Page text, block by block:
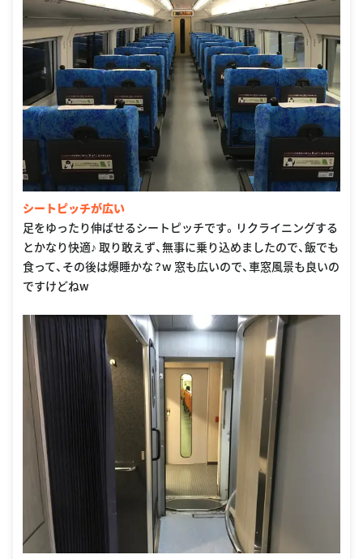
シートピッチが広い
足をゆったり伸ばせるシートピッチです。リクライニングする
とかなり快適♪ 取り敢えず、無事に乗り込めましたので、飯でも
食って、その後は爆睡かな？w 窓も広いので、車窓風景も良いの
ですけどねw